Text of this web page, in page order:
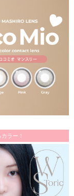
ラー！